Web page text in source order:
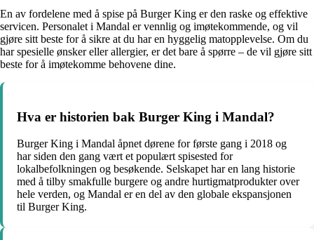
En av fordelene med å spise på Burger King er den raske og effektive
servicen. Personalet i Mandal er vennlig og imøtekommende, og vil
gjøre sitt beste for å sikre at du har en hyggelig matopplevelse. Om du
har spesielle ønsker eller allergier, er det bare å spørre – de vil gjøre sitt
beste for å imøtekomme behovene dine.
Hva er historien bak Burger King i Mandal?
Burger King i Mandal åpnet dørene for første gang i 2018 og
har siden den gang vært et populært spisested for
lokalbefolkningen og besøkende. Selskapet har en lang historie
med å tilby smakfulle burgere og andre hurtigmatprodukter over
hele verden, og Mandal er en del av den globale ekspansjonen
til Burger King.